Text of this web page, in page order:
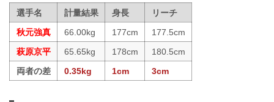
選手名 計量結果 身長
リーチ
秋元強真
66.00kg 177cm
177.5cm
萩原京平
65.65kg 178cm
180.5cm
両者の差
0.35kg 1cm 3cm